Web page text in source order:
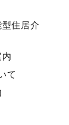
住居介
て